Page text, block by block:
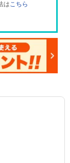
はこちら